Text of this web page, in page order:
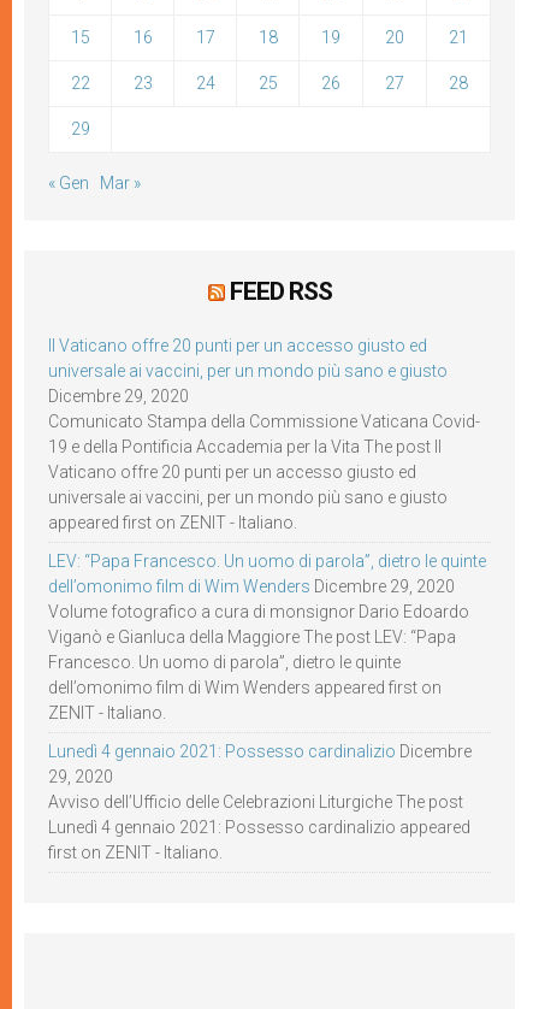
15 16 17 18 19 20 21
22 23 24 25 26 27 28
29
« Gen Mar »
FEED RSS
Il Vaticano offre 20 punti per un accesso giusto ed
universale ai vaccini, per un mondo più sano e giusto
Dicembre 29, 2020
Comunicato Stampa della Commissione Vaticana Covid-
19 e della Pontificia Accademia per la Vita The post Il
Vaticano offre 20 punti per un accesso giusto ed
universale ai vaccini, per un mondo più sano e giusto
appeared first on ZENIT - Italiano.
LEV: “Papa Francesco. Un uomo di parola”, dietro le quinte
dell’omonimo film di Wim Wenders Dicembre 29, 2020
Volume fotografico a cura di monsignor Dario Edoardo
Viganò e Gianluca della Maggiore The post LEV: “Papa
Francesco. Un uomo di parola”, dietro le quinte
dell’omonimo film di Wim Wenders appeared first on
ZENIT - Italiano.
Lunedì 4 gennaio 2021: Possesso cardinalizio Dicembre
29, 2020
Avviso dell’Ufficio delle Celebrazioni Liturgiche The post
Lunedì 4 gennaio 2021: Possesso cardinalizio appeared
first on ZENIT - Italiano.